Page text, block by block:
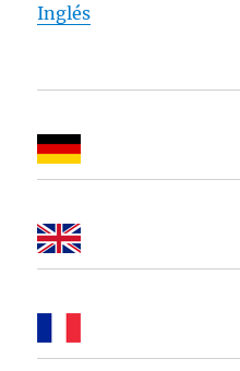
Inglés